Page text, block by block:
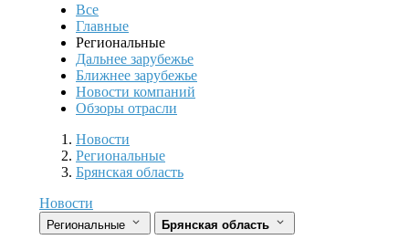
Все
Главные
Региональные
Дальнее зарубежье
Ближнее зарубежье
Новости компаний
Обзоры отрасли
Новости
Разделы
Новости
Региональные
Брянская область
Новости
Региональные Брянская область